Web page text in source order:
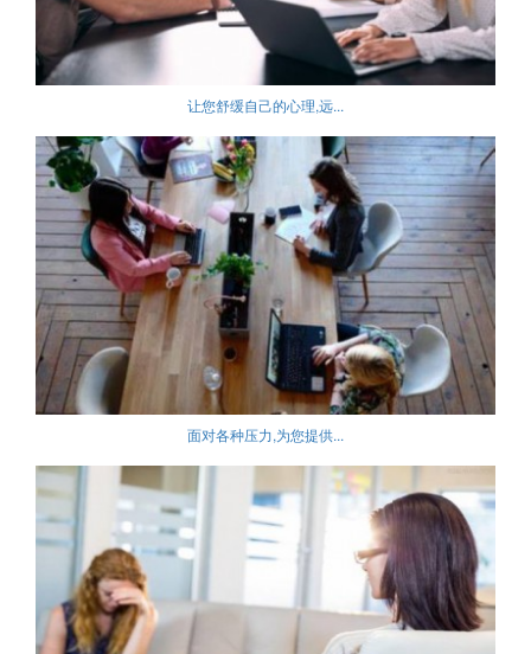
让您舒缓自己的心理,远...
面对各种压力,为您提供...